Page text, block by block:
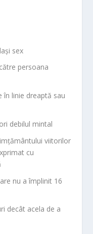
sex
persoana
în linie dreaptă sau
debilul mintal
viitorilor
cu
nu a împlinit 16
decât acela de a